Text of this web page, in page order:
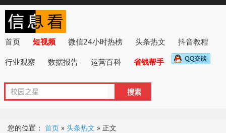
首页 短视频 微信24小时热榜 头条热文
抖音教程
行业观察
数据报告 运营百科 省钱帮手
您的位置： 首页 » 头条热文 » 正文